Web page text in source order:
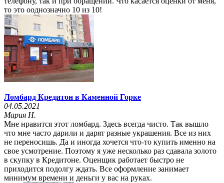
то это ооднозначно 10 из 10!
Ломбард Кредитон в Каменной Горке
04.05.2021
Мария Н.
Мне нравится этот ломбард. Здесь всегда чисто. Так вышло
что мне часто дарили и дарят разные украшения. Все из них
не переносишь. Да и иногда хочется что-то купить именно на
свое усмотрение. Поэтому я уже несколько раз сдавала золото
в скупку в Кредитоне. Оценщик работает быстро не
приходится подолгу ждать. Все оформление занимает
минимум времени и деньги у вас на руках.